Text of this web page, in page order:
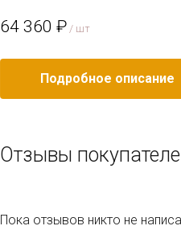
64 360 ₽ / шт
Подробное описание
Отзывы
Пока отзывов никто не